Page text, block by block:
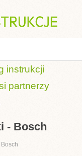
instrukcji
partnerzy
- Bosch
Bosch